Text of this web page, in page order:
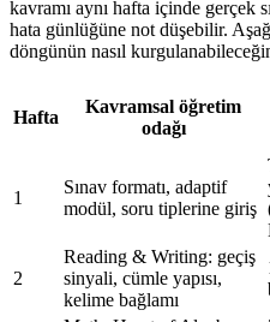
kavramı aynı hafta içinde gerçek
hata günlüğüne not düşebilir.
döngünün nasıl
Hafta
Kavramsal öğretim
odağı
1
Sınav formatı, adaptif
modül, soru tiplerine giriş
2
Reading & Writing: geçiş
sinyali, cümle yapısı,
kelime bağlamı